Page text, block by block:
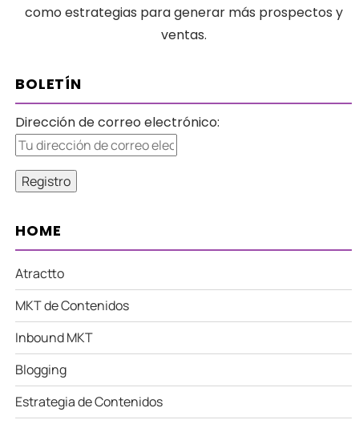
como estrategias para generar más prospectos y
ventas.
BOLETÍN
Dirección de correo electrónico:
HOME
Atractto
MKT de Contenidos
Inbound MKT
Blogging
Estrategia de Contenidos